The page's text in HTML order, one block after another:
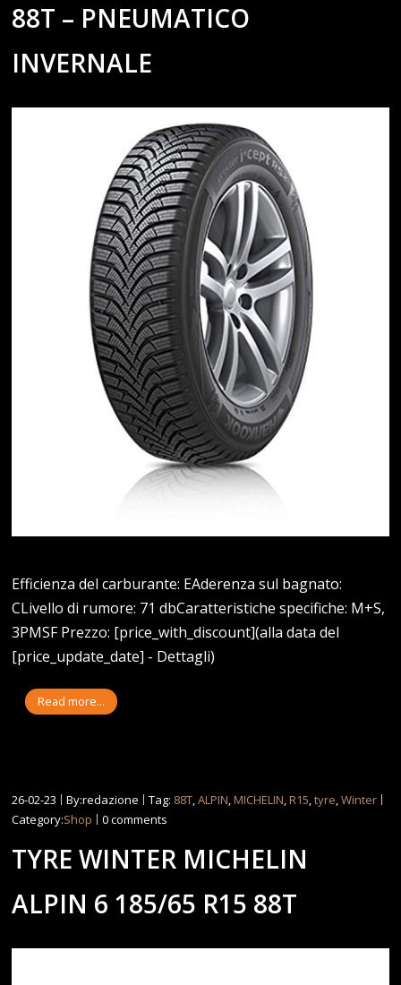
88T – PNEUMATICO
INVERNALE
Efficienza del carburante: EAderenza sul bagnato:
CLivello di rumore: 71 dbCaratteristiche specifiche: M+S,
3PMSF Prezzo: [price_with_discount](alla data del
[price_update_date] - Dettagli)
Read more...
26-02-23 By:redazione Tag: 88T,ALPIN,MICHELIN,R15,tyre,Winter
Category:Shop 0 comments
TYRE WINTER MICHELIN
ALPIN 6 185/65 R15 88T